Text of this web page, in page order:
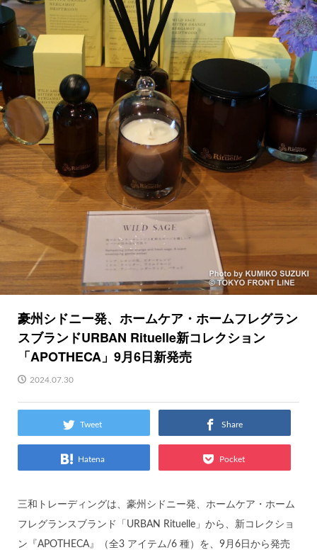
豪州シドニー発、ホームケア・ホームフレグラン
スブランドURBAN Rituelle新コレクション
「APOTHECA」9月6日新発売
2024.07.30
Tweet Share
Hatena Pocket
三和トレーディングは、豪州シドニー発、ホームケア・ホーム
フレグランスブランド「URBAN Rituelle」から、新コレクショ
ン『APOTHECA』（全3 アイテム/6 種）を、9月6日から発売